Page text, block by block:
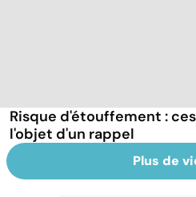
Risque d'étouffement :
l'objet d'un rappel
Plus de